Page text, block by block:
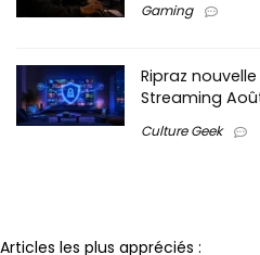
Gaming
Ripraz
Streaming
Culture Geek
Articles les plus appréciés :